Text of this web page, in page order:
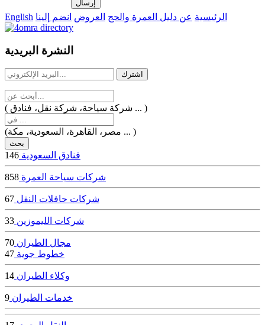
live
casinos
online
livedealercasino.online
English الرئيسية عن دليل العمرة والحج العروض انضم إلينا
النشرة البريدية
( شركة سياحة، شركة نقل، فنادق ... )
(مصر، القاهرة، السعودية، مكة ... )
فنادق السعودية 146
شركات سياحة العمرة 858
شركات حافلات النقل 67
شركات الليموزين 33
مجال الطيران 70
خطوط جوية 47
وكلاء الطيران 14
خدمات الطيران 9